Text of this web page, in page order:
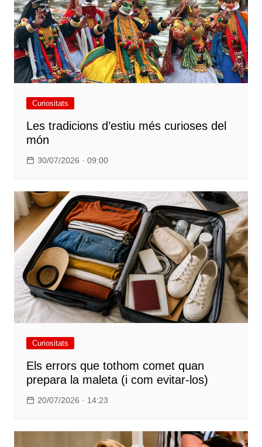
Curiositats
Les tradicions d’estiu més curioses del
món
30/07/2026 · 09:00
Curiositats
Els errors que tothom comet quan
prepara la maleta (i com evitar-los)
20/07/2026 · 14:23